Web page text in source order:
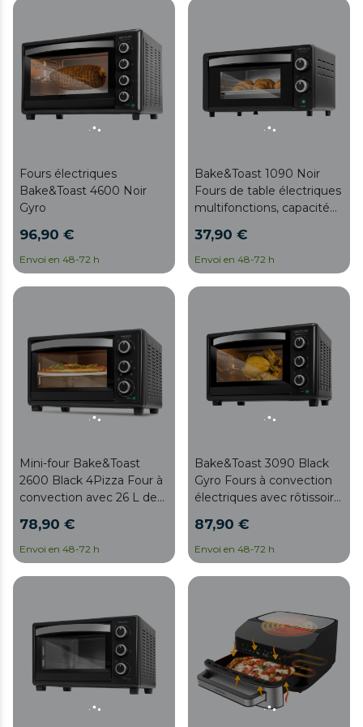
Fours électriques
Bake&Toast 4600 Noir
Gyro
96,90 €
Envoi en 48-72 h
Bake&Toast 1090 Noir
Fours de table électriques
multifonctions, capacité
porte vitrée.
37,90 €
Envoi en 48-72 h
Mini-four Bake&Toast
2600 Black 4Pizza Four à
convection avec 26 L de
6 fonctions différentes.
78,90 €
Envoi en 48-72 h
Bake&Toast 3090 Black
Gyro Fours à convection
électriques avec rôtissoire
litres, 5 modes et
éclairage intérieur.
87,90 €
Envoi en 48-72 h